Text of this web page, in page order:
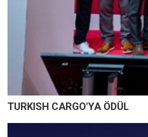
TURKISH CARGO'YA ÖDÜL